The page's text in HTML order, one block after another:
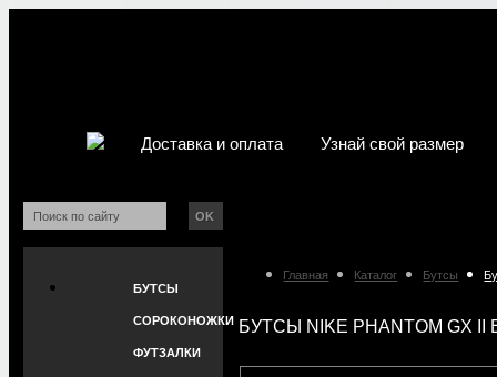
Доставка и оплата Узнай свой размер
OK
БУТСЫ
СОРОКОНОЖКИ
ФУТЗАЛКИ
Главная Каталог Бутсы
БУТСЫ NIKE PHANTOM GX II